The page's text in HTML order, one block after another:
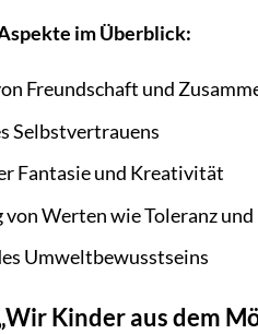
im Überblick:
Freundschaft und
Selbstvertrauens
Fantasie und Kreativität
Werten wie Toleranz
Umweltbewusstseins
Kinder aus dem